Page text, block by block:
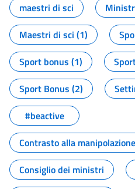
maestri di sci
Maestri di sci (1)
Sport bonus (1)
Sport Bonus (2)
#beactive
Contrasto alla
Consiglio dei ministri